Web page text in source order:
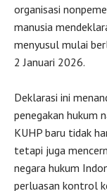
organisasi
manusia
menyusul mulai
2 Januari 2026.
Deklarasi ini
penegakan hukum
KUHP baru tidak
tetapi juga
negara hukum
perluasan kontrol